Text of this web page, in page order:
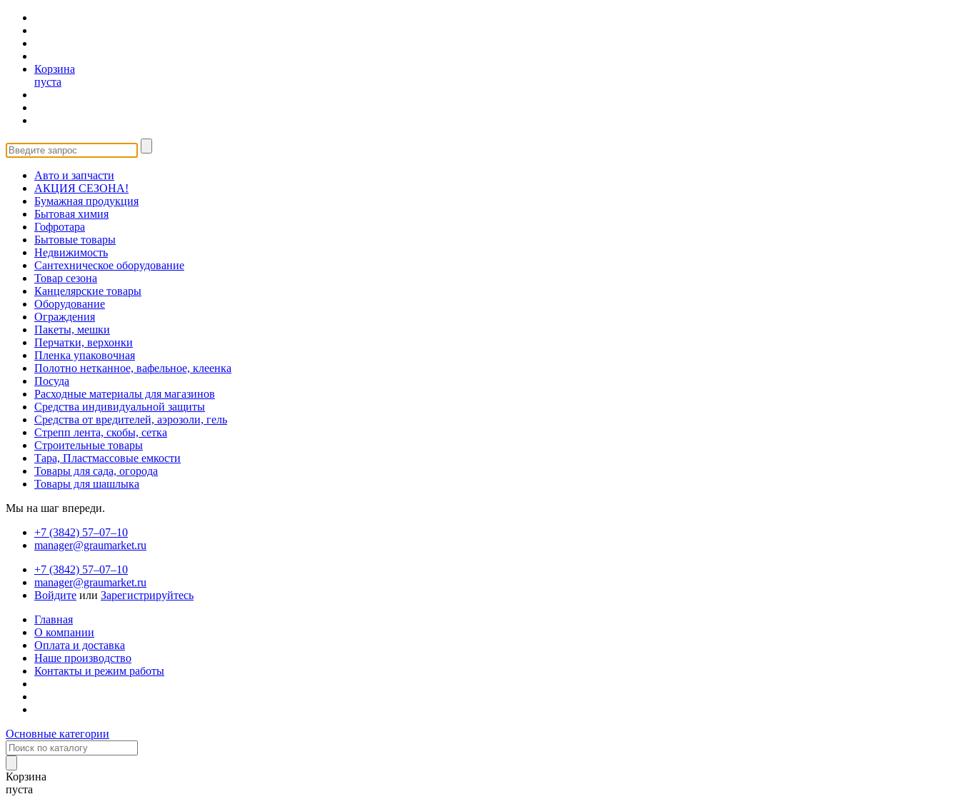
Корзина
пуста
Авто и запчасти
АКЦИЯ СЕЗОНА!
Бумажная продукция
Бытовая химия
Гофротара
Бытовые товары
Недвижимость
Сантехническое оборудование
Товар сезона
Канцелярские товары
Оборудование
Ограждения
Пакеты, мешки
Перчатки, верхонки
Пленка упаковочная
Полотно нетканное, вафельное, клеенка
Посуда
Расходные материалы для магазинов
Средства индивидуальной защиты
Средства от вредителей, аэрозоли, гель
Стрепп лента, скобы, сетка
Строительные товары
Тара, Пластмассовые емкости
Товары для сада, огорода
Товары для шашлыка
Мы на шаг впереди.
+7 (3842) 57‒07‒10
manager@graumarket.ru
+7 (3842) 57‒07‒10
manager@graumarket.ru
Войдите или Зарегистрируйтесь
Главная
О компании
Оплата и доставка
Наше производство
Контакты и режим работы
Основные категории
Корзина
пуста